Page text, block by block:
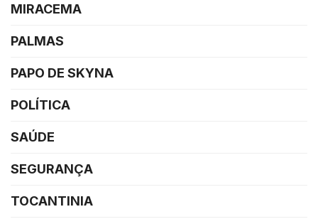
MIRACEMA
PALMAS
PAPO DE SKYNA
POLÍTICA
SAÚDE
SEGURANÇA
TOCANTINIA